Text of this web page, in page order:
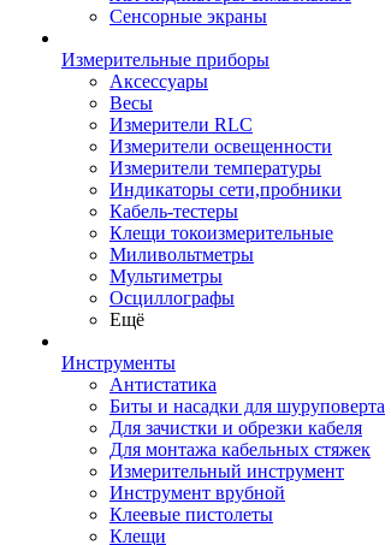
Сенсорные экраны
Измерительные приборы
Аксессуары
Весы
Измерители RLC
Измерители освещенности
Измерители температуры
Индикаторы сети,пробники
Кабель-тестеры
Клещи токоизмерительные
Миливольтметры
Мультиметры
Осциллографы
Ещё
Инструменты
Антистатика
Биты и насадки для шуруповерта
Для зачистки и обрезки кабеля
Для монтажа кабельных стяжек
Измерительный инструмент
Инструмент врубной
Клеевые пистолеты
Клещи